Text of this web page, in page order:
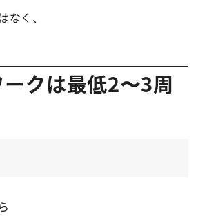
なく、
クは最低2〜3周